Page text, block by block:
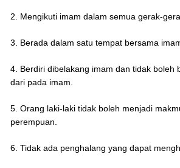
2. Mengikuti imam dalam semua gerak-
3. Berada dalam satu tempat bersama
4. Berdiri dibelakang imam dan tidak boleh
dari pada imam.
5. Orang laki-laki tidak boleh menjadi
perempuan.
6. Tidak ada penghalang yang dapat